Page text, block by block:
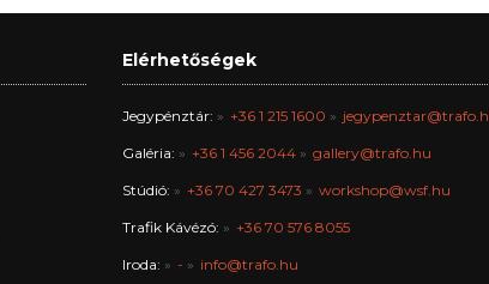
Elérhetőségek
Jegypénztár: +36 1 215 1600
Galéria: +36 1 456 2044 gallery@trafo.hu
Stúdió: +36 70 427 3473 workshop@wsf.hu
Trafik Kávézó: +36 70 576 8055
Iroda: - info@trafo.hu